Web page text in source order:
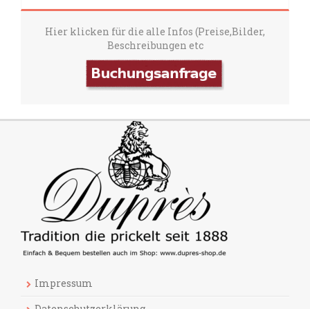
Hier klicken für die alle Infos (Preise,Bilder,
Beschreibungen etc
Impressum